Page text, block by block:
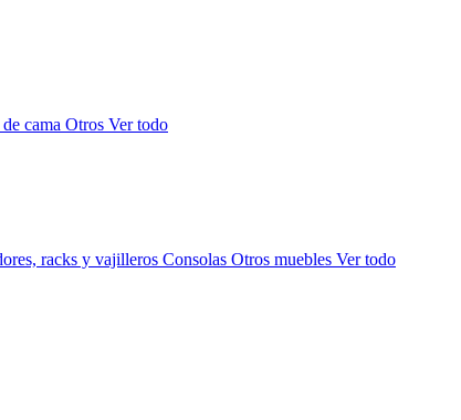
cama Otros Ver todo
racks y vajilleros Consolas Otros muebles Ver todo